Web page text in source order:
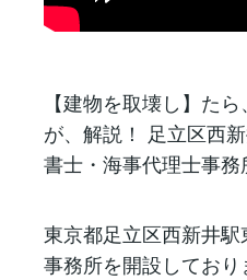
【建物を取壊し】た
が、解説！ 足立区西
書士・海事代理士事務
東京都足立区西新井
事務所を開設しており